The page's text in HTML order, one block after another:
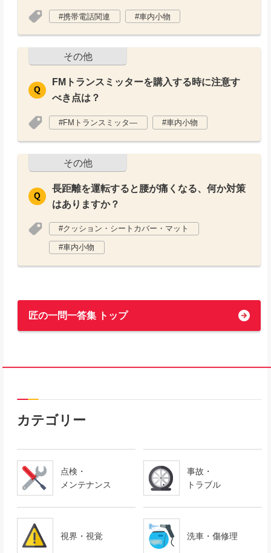
携帯電話関連 車内小物
その他
FMトランスミッターを購入する時に注意す
べき点は？
FMトランスミッタ― 車内小物
その他
長距離を運転すると腰が痛くなる、何か対策
はありますか？
クッション・シートカバー・マット
車内小物
匠の一問一答集 トップ
カテゴリー
点検・
メンテナンス
事故・
トラブル
視界・視覚 洗車・傷修理